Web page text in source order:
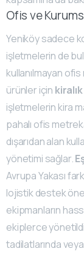
Ofis ve
Yeniköy sadece
işletmelerin de
kullanılmayan
ürünler için
işletmelerin kira
pahalı ofis
dışarıdan alan
yönetimi sağlar.
Avrupa Yakası
lojistik destek
ekipmanların
ekiplerce
tadilatlarında